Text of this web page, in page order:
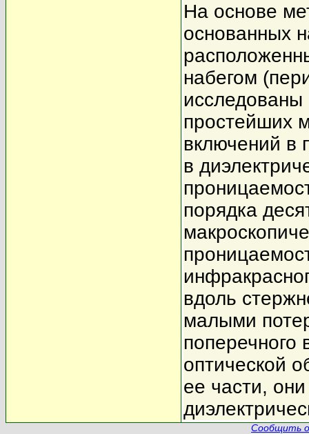
На основе
основанных
набегом
простейших
включений в
в
порядка
вдоль
малыми
поперечного
оптической
ее части,
Сообщить о